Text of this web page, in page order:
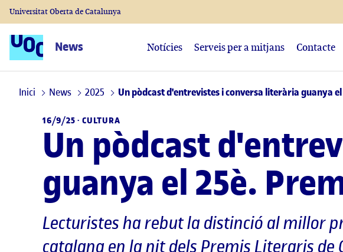
Universitat Oberta de Catalunya
News Notícies Serveis per a mitjans Contacte
Inici News 2025 Un pòdcast d'entrevistes i conversa literària guanya
16/9/25 · CULTURA
Un pòdcast
guanya el 25è.
Lecturistes ha rebut la distinció al millor
catalana en la nit dels Premis Literaris de